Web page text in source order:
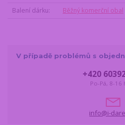
Balení dárku
Běžný komerční obal
V případě problémů s
+420
Po-Pá, 8-16
info@i-